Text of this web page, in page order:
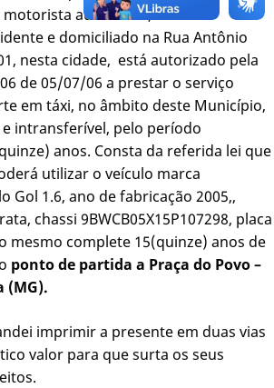
autônomo, CPF –
e domiciliado na Rua Antônio
nesta cidade, está autorizado pela
de 05/07/06 a prestar o serviço
em táxi, no âmbito deste Município,
intransferível, pelo período
anos. Consta da referida lei que
utilizar o veículo marca
Gol 1.6, ano de fabricação 2005,,
chassi 9BWCB05X15P107298, placa
mesmo complete 15(quinze) anos de
ponto de partida a Praça do Povo –
(MG).
imprimir a presente em duas vias
valor para que surta os seus